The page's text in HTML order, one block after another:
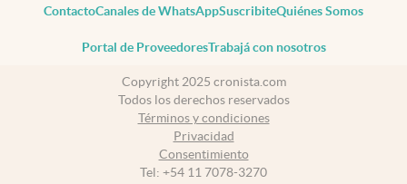
ContactoCanales de WhatsAppSuscribiteQuiénes Somos
Portal de ProveedoresTrabajá con nosotros
Copyright 2025 cronista.com
Todos los derechos reservados
Términos y condiciones
Privacidad
Consentimiento
Tel: +54 11 7078-3270